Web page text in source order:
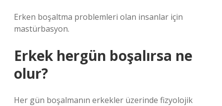
Erken boşaltma problemleri olan insanlar için
mastürbasyon.
Erkek hergün boşalırsa ne
olur?
Her gün boşalmanın erkekler üzerinde fizyolojik